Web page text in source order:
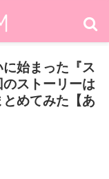
に始まった『ス
ストーリーは
めてみた【あ